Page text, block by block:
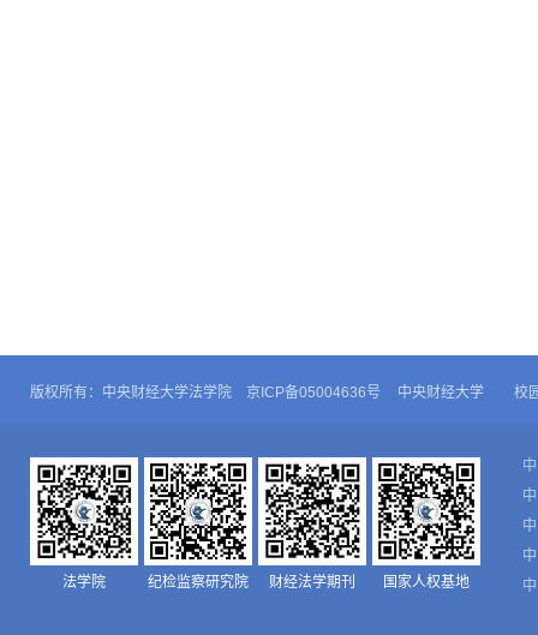
版权所有：中央财经大学法学院 京ICP备05004636号 中央财经大学 校
法学院 纪检监察研究院 财经法学期刊 国家人权基地